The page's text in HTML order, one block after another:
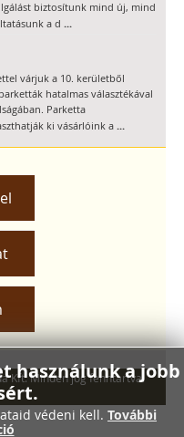
biztosítunk mind új, mind
a d ...
várjuk a 10. kerületből
hatalmas választékával
Parketta
ki vásárlóink a ...
használunk a jobb
védeni kell. További
Kft. Minden jog fenntartva.